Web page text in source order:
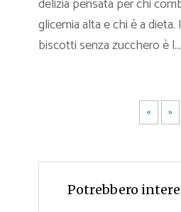
glicemia alta e chi è a
biscotti senza zucchero è l...
« »
Potrebbero